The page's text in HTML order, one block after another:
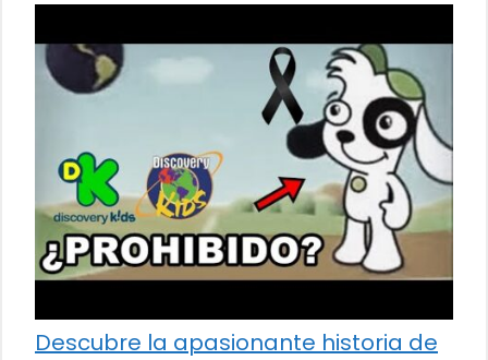
Descubre la apasionante historia de